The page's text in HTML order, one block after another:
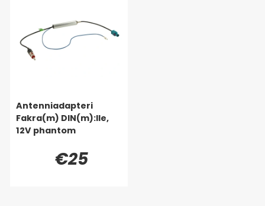
Antenniadapteri
Fakra(m) DIN(m):lle,
12V phantom
€25